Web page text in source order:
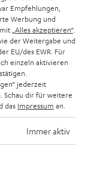
Empfehlungen,
Werbung und
„Alles akzeptieren“.
der Weitergabe und
EU/des EWR. Für
einzeln aktivieren
jederzeit
Schau dir für weitere
das Impressum an.
Immer aktiv